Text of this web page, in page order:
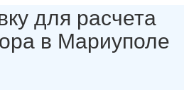
для расчета
в Мариуполе